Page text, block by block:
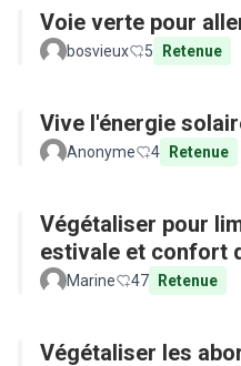
Voie verte pour
bosvieux 5 Retenue
Vive l'énergie
Anonyme 4 Retenue
Végétaliser pour
estivale et confort
Marine 47 Retenue
Végétaliser les